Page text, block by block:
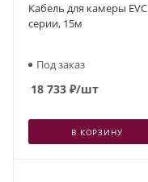
Кабель для камеры EVC
серии, 15м
Под заказ
18 733 ₽/шт
В КОРЗИНУ